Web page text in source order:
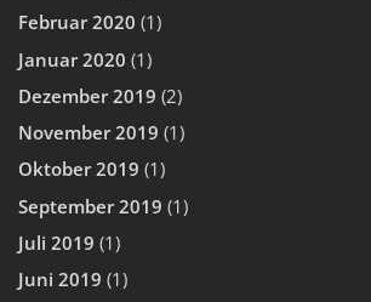
Februar 2020 (1)
Januar 2020 (1)
Dezember 2019 (2)
November 2019 (1)
Oktober 2019 (1)
September 2019 (1)
Juli 2019 (1)
Juni 2019 (1)